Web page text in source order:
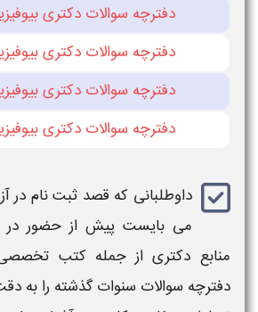
دفترچه سوالات دکتری بیوفیزیک
دفترچه سوالات دکتری بیوفیزیک
دفترچه سوالات دکتری بیوفیزیک
دفترچه سوالات دکتری بیوفیزیک
داوطلبانی که قصد ثبت نام در
می‌ بایست پیش از حضور در
منابع دکتریاز جمله کتب
دفترچه سوالات سنوات گذشته را به